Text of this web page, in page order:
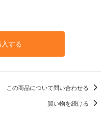
する
この商品について問い合わせる
買い物を続ける